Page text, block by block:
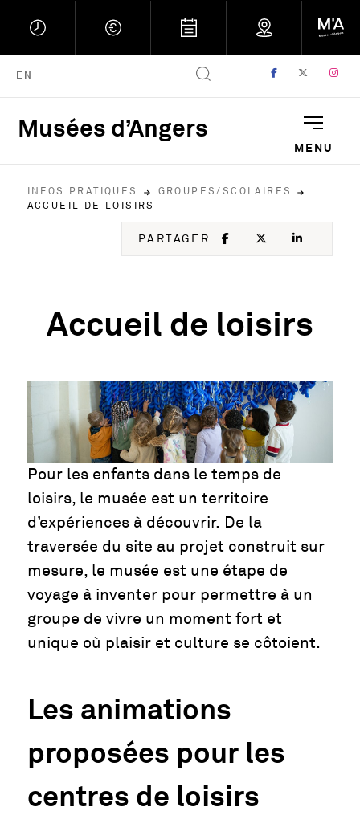
EN FACEBOOK
, OUVRETWITTER
,
Musées d’Angers Musées d'Angers :
MENU
INFOS PRATIQUES
GROUPES/SCOLAIRES
ACCUEIL DE LOISIRS
PARTAGER FACEBOOK
, OUVRE UNE
TWITTER
, OUVRE
Accueil de loisirs
Pour les enfants dans le temps de
loisirs, le musée est un territoire
d’expériences à découvrir. De la
traversée du site au projet construit sur
mesure, le musée est une étape de
voyage à inventer pour permettre à un
groupe de vivre un moment fort et
unique où plaisir et culture se côtoient.
Les animations
proposées pour les
centres de loisirs